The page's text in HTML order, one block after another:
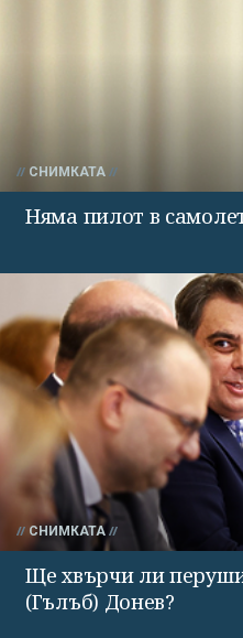
СНИМКАТА
Няма пилот в
СНИМКАТА
Ще хвърчи ли
(Гълъб) Донев?